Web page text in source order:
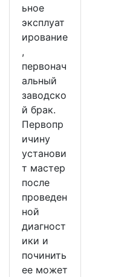
ьное
эксплуат
ирование
,
первонач
альный
заводско
й брак.
Первопр
ичину
установи
т мастер
после
проведен
ной
диагност
ики и
починить
ее может